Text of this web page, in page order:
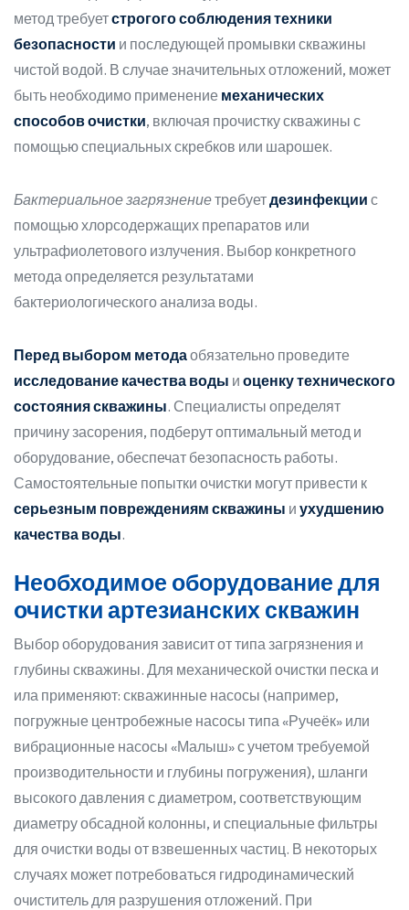
метод требуетстрогого соблюдения техники
безопасности и последующей промывки скважины
чистой водой. В случае значительных отложений, может
быть необходимо применение механических
способов очистки, включая прочистку скважины с
помощью специальных скребков или шарошек.
Бактериальное загрязнениетребуетдезинфекции с
помощью хлорсодержащих препаратов или
ультрафиолетового излучения. Выбор конкретного
метода определяется результатами
бактериологического анализа воды.
Перед выбором методаобязательно проведите
исследование качества воды и оценку технического
состояния скважины. Специалисты определят
причину засорения, подберут оптимальный метод и
оборудование, обеспечат безопасность работы.
Самостоятельные попытки очистки могут привести к
серьезным повреждениям скважины и ухудшению
качества воды.
Необходимое оборудование для
очистки артезианских скважин
Выбор оборудования зависит от типа загрязнения и
глубины скважины. Для механической очистки песка и
ила применяют: скважинные насосы (например,
погружные центробежные насосы типа «Ручеёк» или
вибрационные насосы «Малыш» с учетом требуемой
производительности и глубины погружения), шланги
высокого давления с диаметром, соответствующим
диаметру обсадной колонны, и специальные фильтры
для очистки воды от взвешенных частиц. В некоторых
случаях может потребоваться гидродинамический
очиститель для разрушения отложений. При